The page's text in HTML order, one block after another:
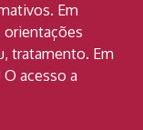
Em
orientações
tratamento. Em
acesso a